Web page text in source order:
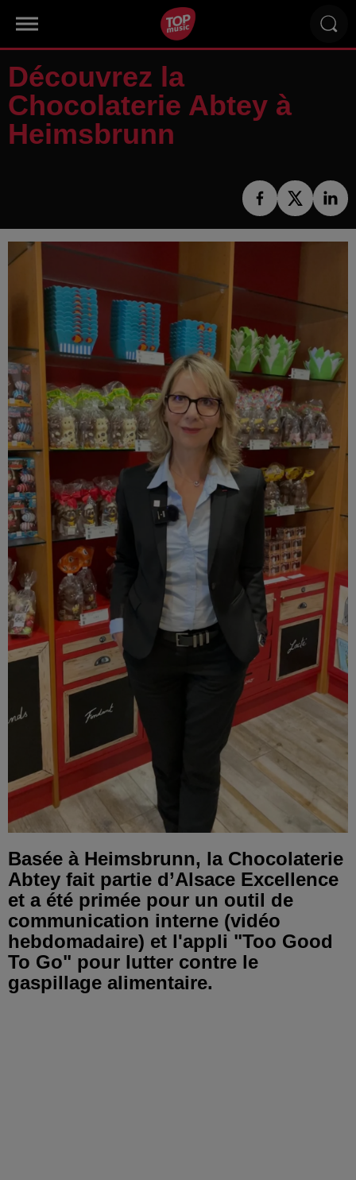
Découvrez la
Chocolaterie Abtey à
Heimsbrunn
Basée à Heimsbrunn, la Chocolaterie
Abtey fait partie d’Alsace Excellence
et a été primée pour un outil de
communication interne (vidéo
hebdomadaire) et l'appli "Too Good
To Go" pour lutter contre le
gaspillage alimentaire.